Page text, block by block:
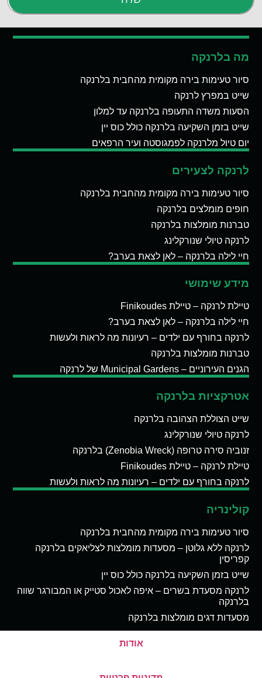
מה בלרנקה
סיור טעימות בירה מקומית מהחבית בלרנקה
שייט במפרץ לרנקה
הסעות משדה התעופה בלרנקה עד למלון
שייט בזמן השקיעה בלרנקה כולל כוס יין
יום טיול מלרנקה לפמגוסטה ועיר הרפאים
לרנקה לצעירים
סיור טעימות בירה מקומית מהחבית בלרנקה
חופים מומלצים בלרנקה
טברנות מומלצות בלרנקה
לרנקה טיולי שנורקלינג
חיי לילה בלרנקה – לאן לצאת בערב?
מידע שימושי
טיילת לרנקה – טיילת Finikoudes
חיי לילה בלרנקה – לאן לצאת בערב?
לרנקה בחורף עם ילדים – רעיונות מה לראות ולעשות
טברנות מומלצות בלרנקה
הגנים העירוניים – Municipal Gardens של לרנקה
אטרקציות בלרנקה
שייט הצוללת הצהובה בלרנקה
לרנקה טיולי שנורקלינג
זנוביה סירה טרופה (Zenobia Wreck) בלרנקה
טיילת לרנקה – טיילת Finikoudes
לרנקה בחורף עם ילדים – רעיונות מה לראות ולעשות
קולינריה
סיור טעימות בירה מקומית מהחבית בלרנקה
לרנקה ללא גלוטן – מסעדות מומלצות לצליאקים בלרנקה
קפריסין
שייט בזמן השקיעה בלרנקה כולל כוס יין
לרנקה מסעדת בשרים – איפה לאכול סטייק או המבורגר שווה
בלרנקה
מסעדות דגים מומלצות בלרנקה
אודות